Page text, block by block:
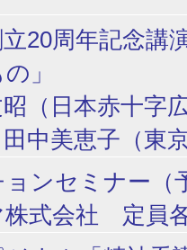
20周年記念講
」
（日本赤十字
田中美恵子（東
ョンセミナー（
株式会社 定員